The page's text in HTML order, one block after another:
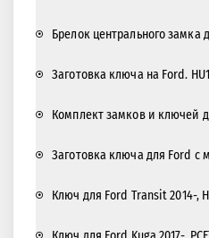
Брелок центрального замка
Заготовка ключа на Ford.
Комплект замков и ключей
Заготовка ключа для Ford с
Ключ для Ford Transit 2014-,